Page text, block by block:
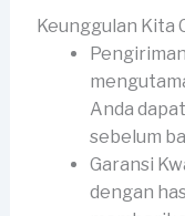
Keunggulan Kita
Anda
sebelum
Garansi
dengan